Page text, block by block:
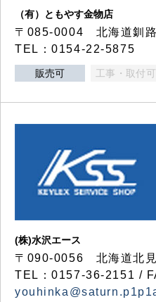
（有）ともやす金物店
〒085-0004 北海道釧
TEL：0154-22-5875
販売可 工事・取付可
(株)水沢エース
〒090-0056 北海道北
TEL：0157-36-2151 /